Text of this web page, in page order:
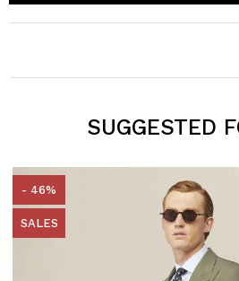
SUGGESTED
- 46%
SALES